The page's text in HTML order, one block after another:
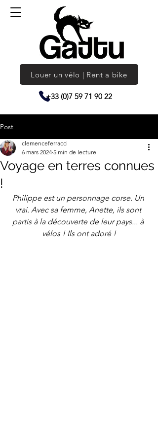
Louer un vélo | Rent a bike
+33 (0)7 59 71 90 22
Post
Voyage en terres connues
!
clemenceferracci
6 mars 2024 5 min de lecture
Philippe est un personnage corse. Un
vrai. Avec sa femme, Anette, ils sont
partis à la découverte de leur pays... à
vélos ! Ils ont adoré !